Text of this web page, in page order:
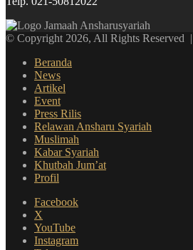
© Copyright 2026, All Rights Reserved |
Beranda
News
Artikel
Event
Press Rilis
Relawan Ansharu Syariah
Muslimah
Kabar Syariah
Khutbah Jum’at
Profil
Facebook
X
YouTube
Instagram